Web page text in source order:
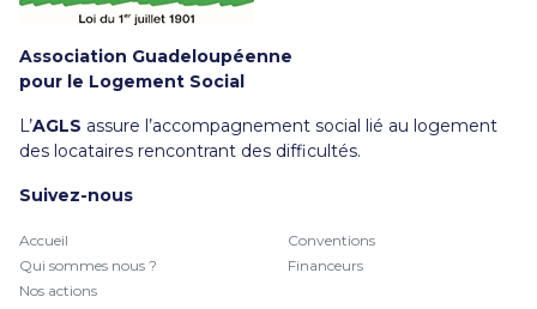
Association Guadeloupéenne
pour le Logement Social
L’AGLS assure l’accompagnement social lié au logement
des locataires rencontrant des difficultés.
Suivez-nous
Accueil
Qui sommes nous ?
Nos actions
Conventions
Financeurs